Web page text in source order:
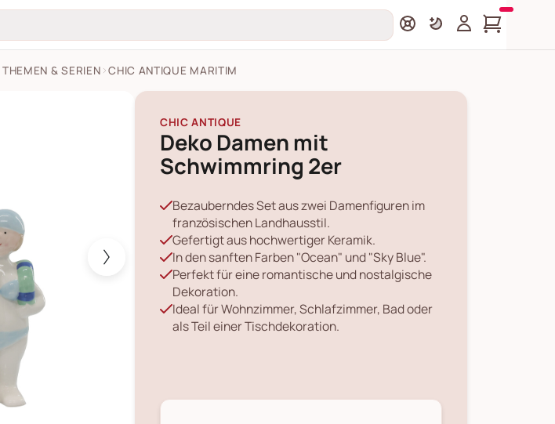
THEMEN & SERIEN CHIC ANTIQUE MARITIM
CHIC ANTIQUE
Deko Damen mit
Schwimmring 2er
Bezauberndes Set aus zwei Damenfiguren im
französischen Landhausstil.
Gefertigt aus hochwertiger Keramik.
In den sanften Farben "Ocean" und "Sky Blue".
Perfekt für eine romantische und nostalgische
Dekoration.
Ideal für Wohnzimmer, Schlafzimmer, Bad oder
als Teil einer Tischdekoration.